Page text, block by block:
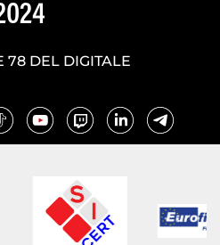
78 DEL DIGITALE